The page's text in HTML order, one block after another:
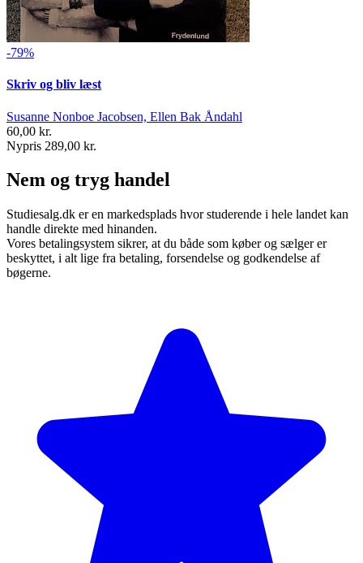
-79%
Skriv og bliv læst
Susanne Nonboe Jacobsen, Ellen Bak Åndahl
60,00 kr.
Nypris 289,00 kr.
Nem og tryg handel
Studiesalg.dk er en markedsplads hvor studerende i hele landet kan
handle direkte med hinanden.
Vores betalingsystem sikrer, at du både som køber og sælger er
beskyttet, i alt lige fra betaling, forsendelse og godkendelse af
bøgerne.